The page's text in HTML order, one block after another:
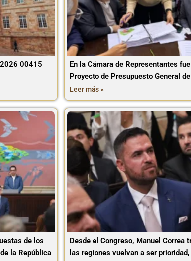
00415
En la Cámara de Representantes
Proyecto de Presupuesto General
Leer más »
de los
la República
Desde el Congreso, Manuel Correa
las regiones vuelvan a ser